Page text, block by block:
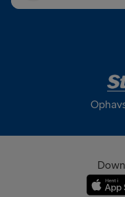
France (EUR)